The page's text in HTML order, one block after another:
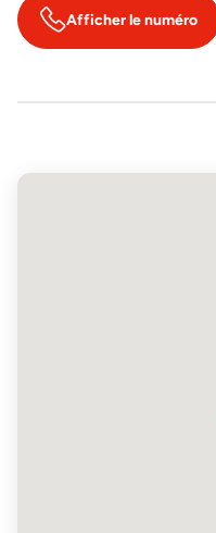
Afficher le numéro